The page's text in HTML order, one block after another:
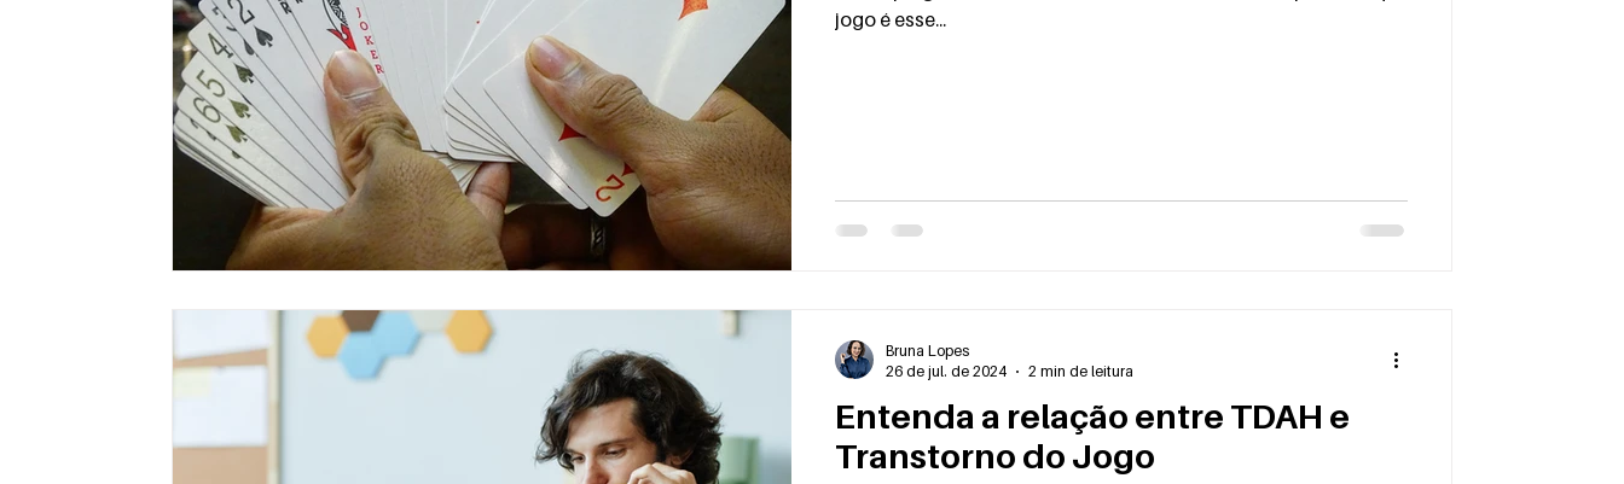
jogo é esse...
Entenda a relação entre TDAH e
Transtorno do Jogo
Bruna Lopes
26 de jul. de 2024
2 min de leitura